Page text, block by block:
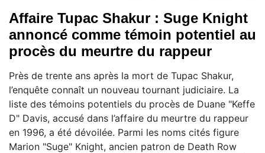
Affaire Tupac Shakur : Suge Knight
annoncé comme témoin potentiel au
procès du meurtre du rappeur
Près de trente ans après la mort de Tupac Shakur,
l’enquête connaît un nouveau tournant judiciaire. La
liste des témoins potentiels du procès de Duane "Keffe
D" Davis, accusé dans l’affaire du meurtre du rappeur
en 1996, a été dévoilée. Parmi les noms cités figure
Marion "Suge" Knight, ancien patron de Death Row